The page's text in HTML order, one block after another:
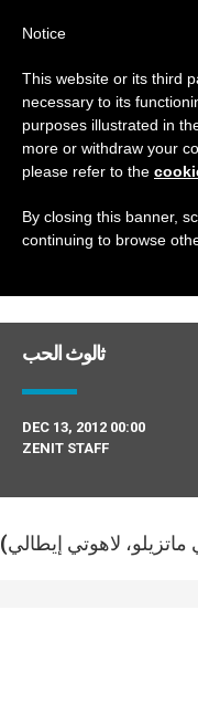
DAY
DERNIÈRES
ثالوث الحب
DEC 13, 2012 00:00
ZENIT STAFF
Notice
This website or its third
necessary to its
purposes illustrated in
more or withdraw your
please refer to the
By closing this banner,
continuing to browse